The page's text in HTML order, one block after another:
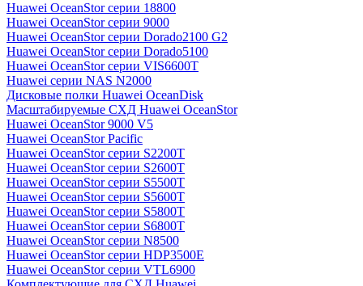
Huawei OceanStor серии 18800
Huawei OceanStor серии 9000
Huawei OceanStor серии Dorado2100 G2
Huawei OceanStor серии Dorado5100
Huawei OceanStor серии VIS6600T
Huawei серии NAS N2000
Дисковые полки Huawei OceanDisk
Масштабируемые СХД Huawei OceanStor
Huawei OceanStor 9000 V5
Huawei OceanStor Pacific
Huawei OceanStor серии S2200T
Huawei OceanStor серии S2600T
Huawei OceanStor серии S5500T
Huawei OceanStor серии S5600T
Huawei OceanStor серии S5800T
Huawei OceanStor серии S6800T
Huawei OceanStor серии N8500
Huawei OceanStor серии HDP3500E
Huawei OceanStor серии VTL6900